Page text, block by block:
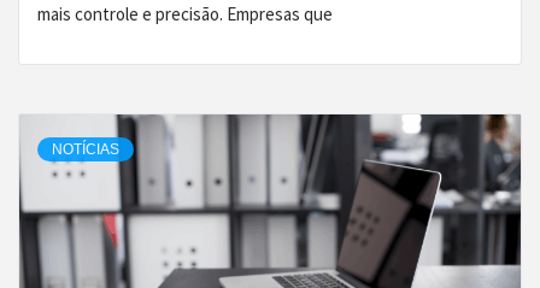
mais controle e precisão. Empresas que
NOTÍCIAS